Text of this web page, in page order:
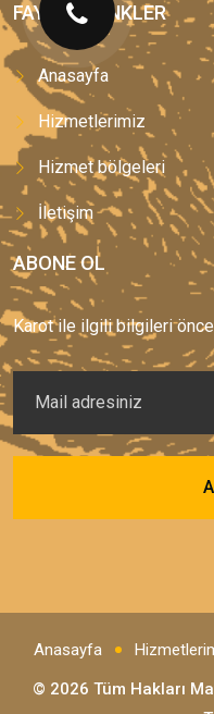
FAYDALI LINKLER
Anasayfa
Hizmetlerimiz
Hizmet bölgeleri
İletişim
ABONE OL
Karot ile ilgili bilgileri
Anasayfa
© 2026 Tüm Hakları